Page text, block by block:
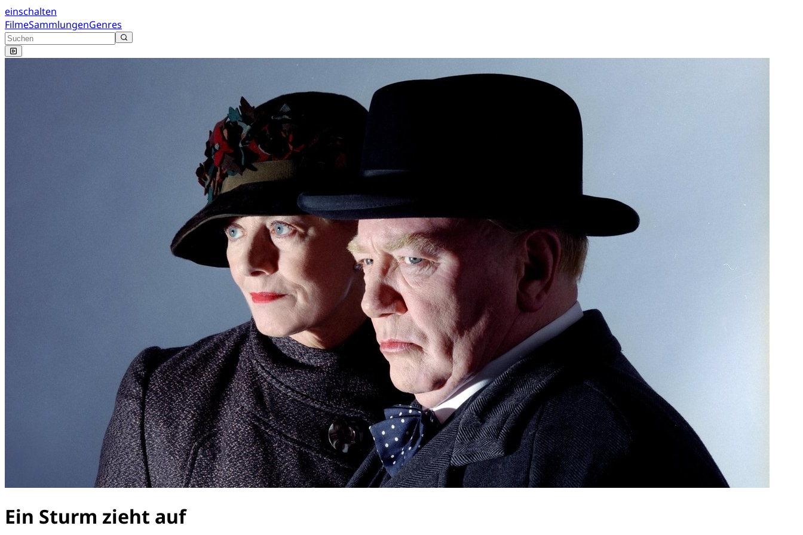
einschalten
FilmeSammlungenGenres
Ein Sturm zieht auf